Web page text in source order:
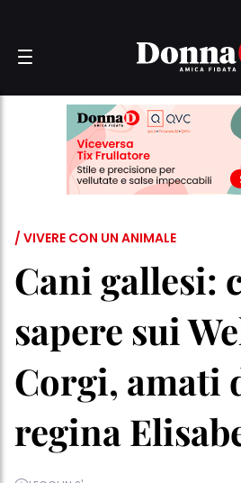
/ VIVERE CON UN ANIMALE
Cani gallesi:
sapere sui
Corgi, amati
regina